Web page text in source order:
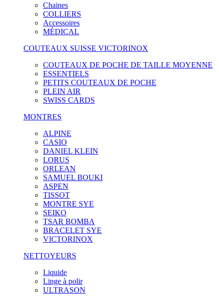
Chaines
COLLIERS
Accessoires
MÉDICAL
COUTEAUX SUISSE VICTORINOX
COUTEAUX DE POCHE DE TAILLE MOYENNE
ESSENTIELS
PETITS COUTEAUX DE POCHE
PLEIN AIR
SWISS CARDS
MONTRES
ALPINE
CASIO
DANIEL KLEIN
LORUS
ORLEAN
SAMUEL BOUKI
ASPEN
TISSOT
MONTRE SYE
SEIKO
TSAR BOMBA
BRACELET SYE
VICTORINOX
NETTOYEURS
Liquide
Linge à polir
ULTRASON